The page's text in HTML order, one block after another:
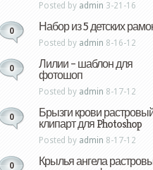
Posted by admin 3-21-16
0 Набор из 5 детских
Posted by admin 8-16-12
0 Лилии – шаблон для
фотошоп
Posted by admin 8-17-12
0 Брызги крови
клипарт для Photoshop
Posted by admin 8-17-12
0 Крылья ангела